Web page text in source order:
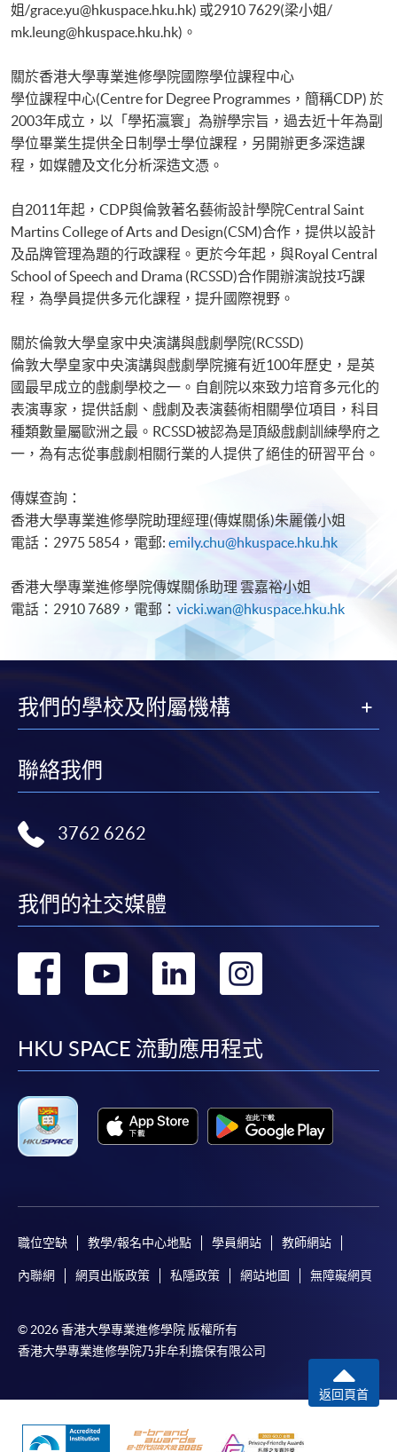
姐/grace.yu@hkuspace.hku.hk) 或2910 7629(梁小姐/
mk.leung@hkuspace.hku.hk)。
關於香港大學專業進修學院國際學位課程中心
學位課程中心(Centre for Degree Programmes，簡稱CDP) 於
2003年成立，以「學拓瀛寰」為辦學宗旨，過去近十年為副
學位畢業生提供全日制學士學位課程，另開辦更多深造課
程，如媒體及文化分析深造文憑。
自2011年起，CDP與倫敦著名藝術設計學院Central Saint
Martins College of Arts and Design(CSM)合作，提供以設計
及品牌管理為題的行政課程。更於今年起，與Royal Central
School of Speech and Drama (RCSSD)合作開辦演說技巧課
程，為學員提供多元化課程，提升國際視野。
關於倫敦大學皇家中央演講與戲劇學院(RCSSD)
倫敦大學皇家中央演講與戲劇學院擁有近100年歷史，是英
國最早成立的戲劇學校之一。自創院以來致力培育多元化的
表演專家，提供話劇、戲劇及表演藝術相關學位項目，科目
種類數量屬歐洲之最。RCSSD被認為是頂級戲劇訓練學府之
一，為有志從事戲劇相關行業的人提供了絕佳的研習平台。
傳媒查詢：
香港大學專業進修學院助理經理(傳媒關係)朱麗儀小姐
電話：2975 5854，電郵: emily.chu@hkuspace.hku.hk
香港大學專業進修學院傳媒關係助理 雲嘉裕小姐
電話：2910 7689，電郵： vicki.wan@hkuspace.hku.hk
我們的學校及附屬機構
聯絡我們
3762 6262
我們的社交媒體
轉
facebook
轉
youtube
轉
linkedin
轉
HKU SPACE 流動應用程式
職位空缺 教學/報名中心地點 學員網站 教師網站
內聯網 網頁出版政策 私隱政策 網站地圖 無障礙網頁
© 2026 香港大學專業進修學院 版權所有
香港大學專業進修學院乃非牟利擔保有限公司
返回頁首